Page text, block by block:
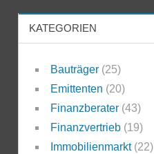
KATEGORIEN
Bauträger(25)
Emittenten (20)
Finanzberater(43)
Finanzvertrieb(19)
Immobilienmarkt(22)